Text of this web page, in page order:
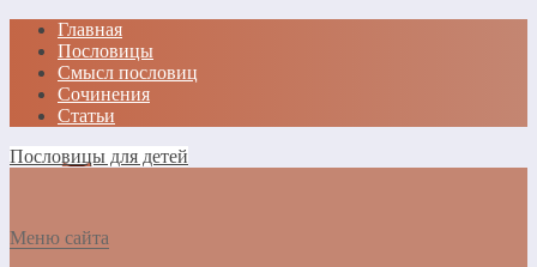
Главная
Пословицы
Смысл пословиц
Сочинения
Статьи
Пословицы для детей
Меню сайта